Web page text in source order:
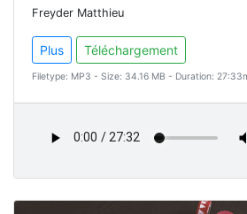
Freyder Matthieu
Plus Téléchargement
Filetype: MP3 - Size: 34.16 MB - Duration: